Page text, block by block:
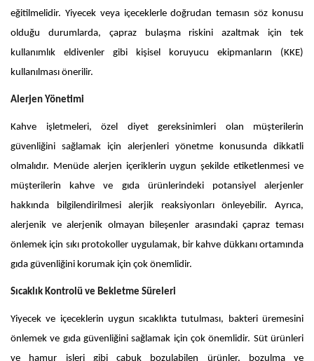
eğitilmelidir. Yiyecek veya içeceklerle doğrudan temasın söz konusu
olduğu durumlarda, çapraz bulaşma riskini azaltmak için tek
kullanımlık eldivenler gibi kişisel koruyucu ekipmanların (KKE)
kullanılması önerilir.
Alerjen Yönetimi
Kahve işletmeleri, özel diyet gereksinimleri olan müşterilerin
güvenliğini sağlamak için alerjenleri yönetme konusunda dikkatli
olmalıdır. Menüde alerjen içeriklerin uygun şekilde etiketlenmesi ve
müşterilerin kahve ve gıda ürünlerindeki potansiyel alerjenler
hakkında bilgilendirilmesi alerjik reaksiyonları önleyebilir. Ayrıca,
alerjenik ve alerjenik olmayan bileşenler arasındaki çapraz teması
önlemek için sıkı protokoller uygulamak, bir kahve dükkanı ortamında
gıda güvenliğini korumak için çok önemlidir.
Sıcaklık Kontrolü ve Bekletme Süreleri
Yiyecek ve içeceklerin uygun sıcaklıkta tutulması, bakteri üremesini
önlemek ve gıda güvenliğini sağlamak için çok önemlidir. Süt ürünleri
ve hamur işleri gibi çabuk bozulabilen ürünler, bozulma ve